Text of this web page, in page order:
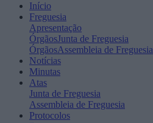
Início
Freguesia
Apresentação
ÓrgãosJunta de Freguesia
ÓrgãosAssembleia de Freguesia
Notícias
Minutas
Atas
Junta de Freguesia
Assembleia de Freguesia
Protocolos